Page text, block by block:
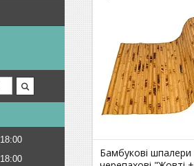
18:00
18:00
Бамбукові